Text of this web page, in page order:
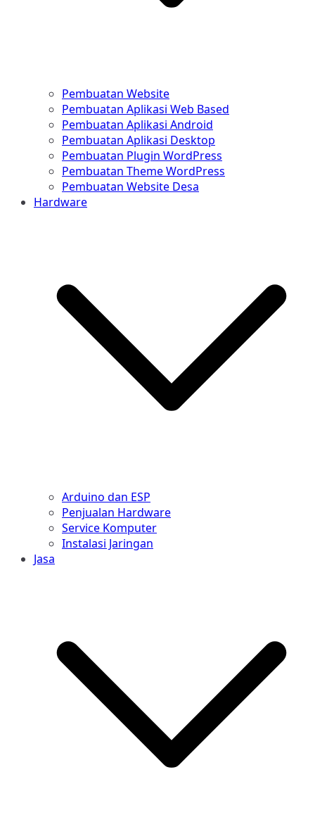
Pembuatan Website
Pembuatan Aplikasi Web Based
Pembuatan Aplikasi Android
Pembuatan Aplikasi Desktop
Pembuatan Plugin WordPress
Pembuatan Theme WordPress
Pembuatan Website Desa
Hardware
Arduino dan ESP
Penjualan Hardware
Service Komputer
Instalasi Jaringan
Jasa